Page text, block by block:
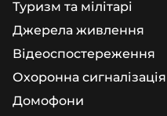
Туризм та мілітарі
Джерела живлення
Відеоспостереження
Охоронна сигналізація
Домофони